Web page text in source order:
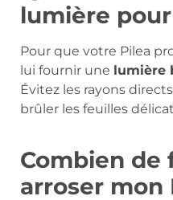
lumière
Pour que votre Pilea
lui fournir une lumière
Évitez les rayons
brûler les feuilles
Combien de
arroser mon